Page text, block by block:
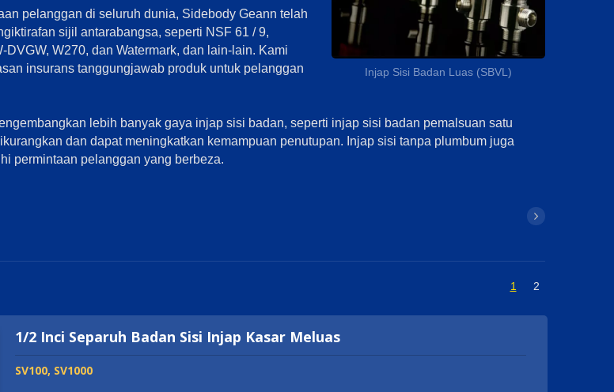
Injap Sisi Badan Luas (SBVL)
pelanggan di seluruh dunia, Sidebody Geann telah
sijil antarabangsa, seperti NSF 61 / 9,
DVGW, W270, dan Watermark, dan lain-lain. Kami
insurans tanggungjawab produk untuk pelanggan
lebih banyak gaya injap sisi badan, seperti injap sisi badan pemalsuan satu
dan dapat meningkatkan kemampuan penutupan. Injap sisi tanpa plumbum juga
permintaan pelanggan yang berbeza.
1 2
1/2 Inci Separuh Badan Sisi Injap Kasar Meluas
SV100, SV1000